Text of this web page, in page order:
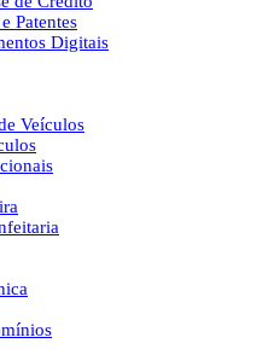
Patentes
Digitais
Veículos